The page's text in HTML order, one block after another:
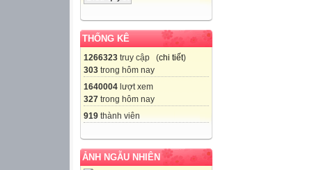
THỐNG KÊ
1266323 truy cập (chi tiết)
303 trong hôm nay
1640004 lượt xem
327 trong hôm nay
919 thành viên
ẢNH NGẪU NHIÊN